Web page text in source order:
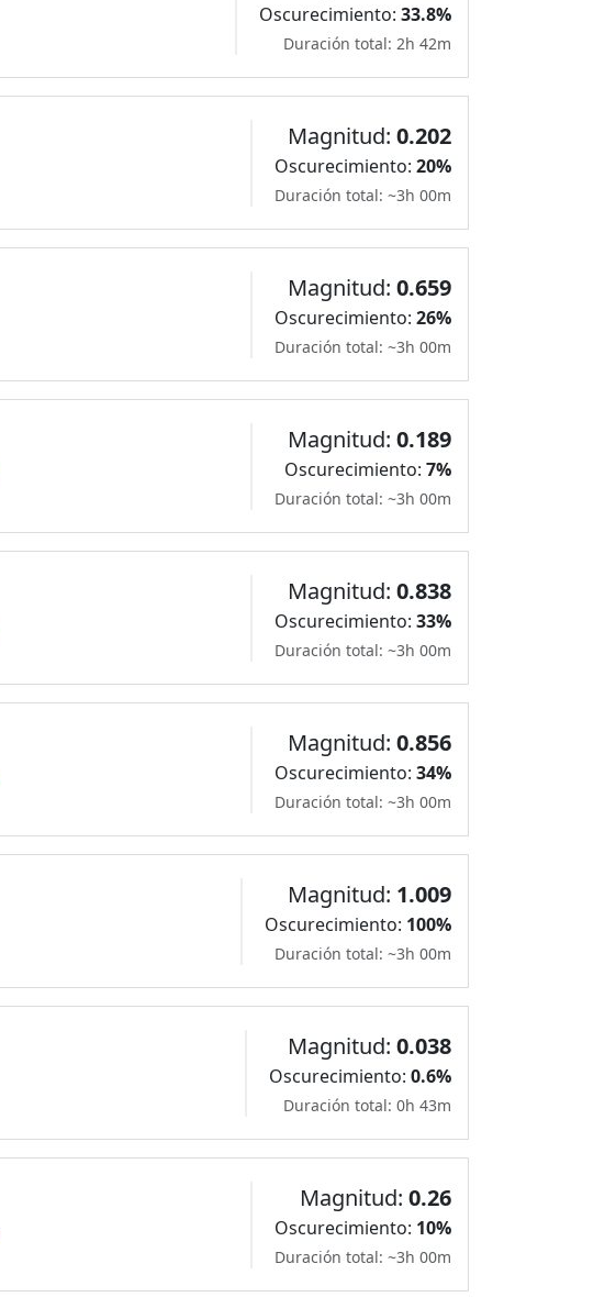
Oscurecimiento: 33.8%
Duración total: 2h 42m
Magnitud: 0.202
Oscurecimiento: 20%
Duración total: ~3h 00m
Magnitud: 0.659
Oscurecimiento: 26%
Duración total: ~3h 00m
Magnitud: 0.189
Oscurecimiento: 7%
Duración total: ~3h 00m
Magnitud: 0.838
Oscurecimiento: 33%
Duración total: ~3h 00m
Magnitud: 0.856
Oscurecimiento: 34%
Duración total: ~3h 00m
Magnitud: 1.009
Oscurecimiento: 100%
Duración total: ~3h 00m
Magnitud: 0.038
Oscurecimiento: 0.6%
Duración total: 0h 43m
Magnitud: 0.26
Oscurecimiento: 10%
Duración total: ~3h 00m